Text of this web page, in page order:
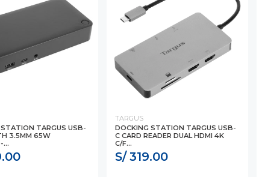
TARGUS USB-
3.5MM 65W
...
TARGUS
DOCKING STATION TARGUS USB-
C CARD READER DUAL HDMI 4K
C/F...
S/ 319.00